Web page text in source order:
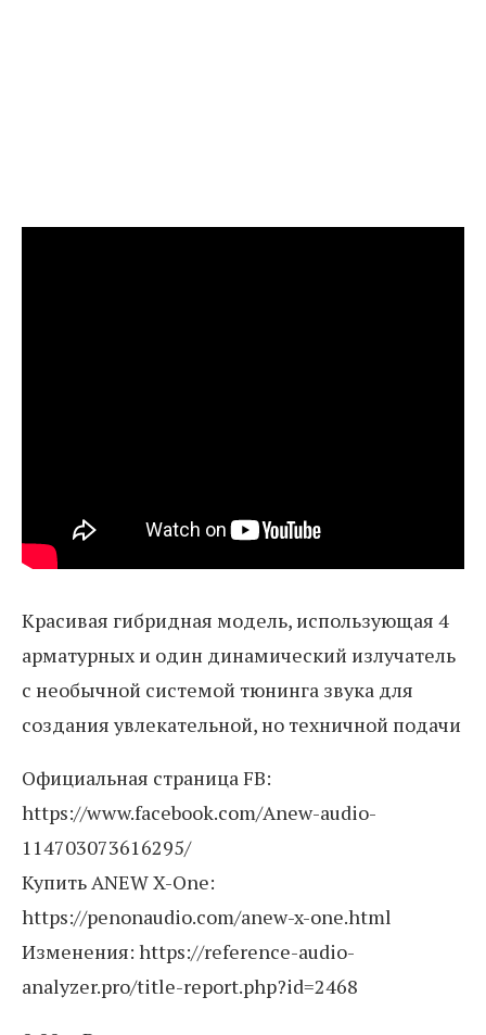
Красивая гибридная модель, использующая 4
арматурных и один динамический излучатель
с необычной системой тюнинга звука для
создания увлекательной, но техничной подачи
Официальная страница FB:
https://www.facebook.com/Anew-audio-
114703073616295/
Купить ANEW X-One:
https://penonaudio.com/anew-x-one.html
Изменения: https://reference-audio-
analyzer.pro/title-report.php?id=2468